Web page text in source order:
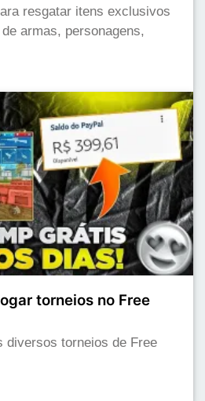
resgatar itens exclusivos
armas, personagens,
torneios no Free
diversos torneios de Free